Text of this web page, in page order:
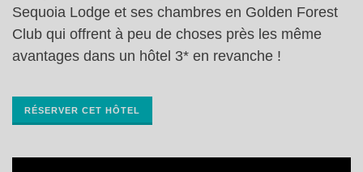
Sequoia Lodge et ses chambres en Golden Forest
Club qui offrent à peu de choses près les même
avantages dans un hôtel 3* en revanche !
RÉSERVER CET HÔTEL